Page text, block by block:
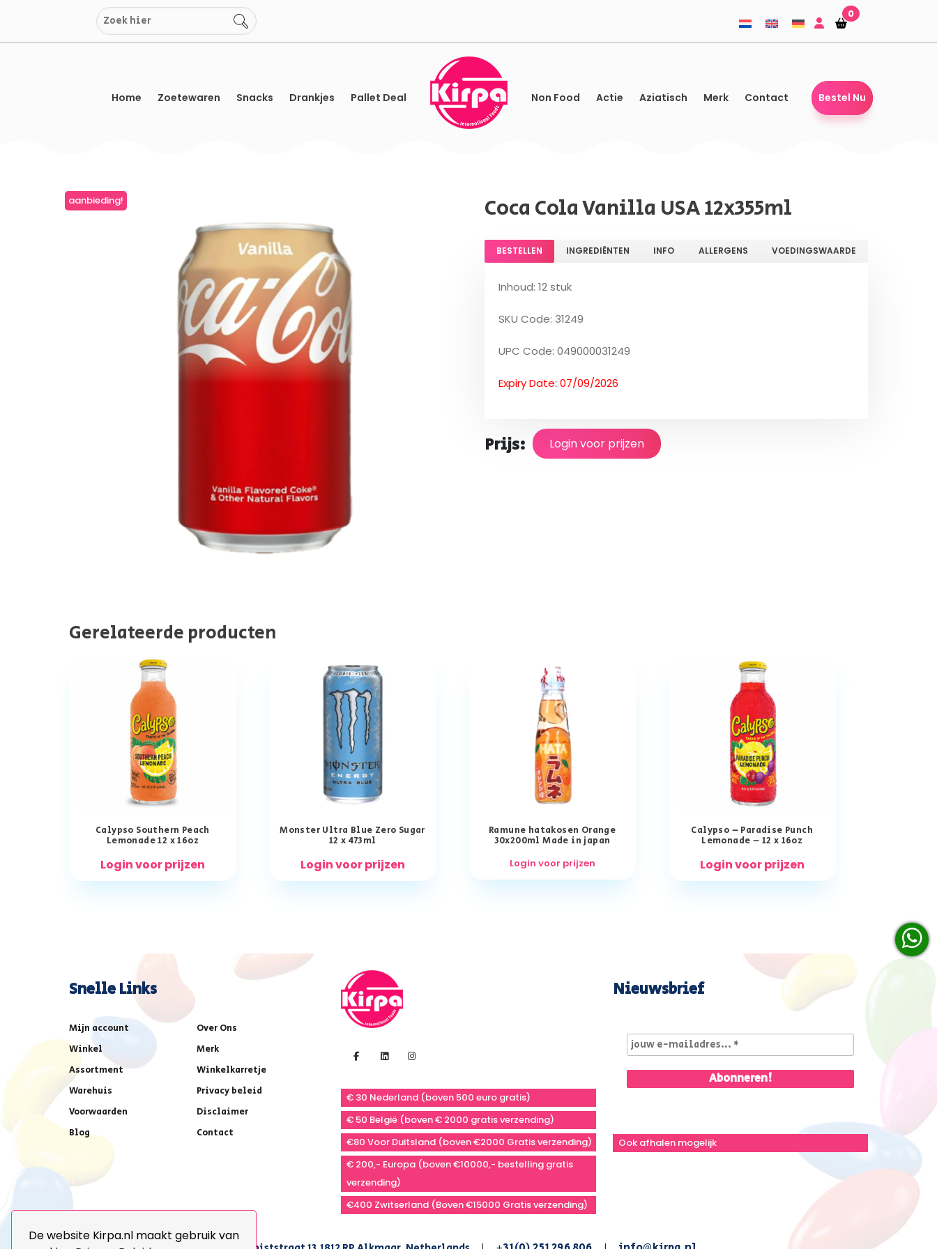
De website Kirpa.nl maakt gebruik van
inhoud
Winkelmandje
Winkelmandje
0
Home Zoetewaren Snacks Drankjes Pallet Deal Non Food Actie Aziatisch Merk Contact Bestel Nu
aanbieding! Coca Cola Vanilla USA 12x355ml
BESTELLEN INGREDIËNTEN INFO ALLERGENS VOEDINGSWAARDE
Inhoud: 12 stuk
SKU Code: 31249
UPC Code: 049000031249
Expiry Date: 07/09/2026
Prijs: Login voor prijzen
Gerelateerde producten
Calypso Southern Peach
Lemonade 12 x 16oz
Login voor prijzen
Monster Ultra Blue Zero Sugar
12 x 473ml
Login voor prijzen
Ramune hatakosen Orange
30x200ml Made in japan
Login voor prijzen
Calypso – Paradise Punch
Lemonade – 12 x 16oz
Login voor prijzen
Snelle Links
Mijn account
Over Ons
Winkel
Merk
Assortment
Winkelkarretje
Warehuis
Privacy beleid
Voorwaarden
Disclaimer
Blog
Contact
€ 30 Nederland (boven 500 euro gratis)
€ 50 België (boven € 2000 gratis verzending)
€80 Voor Duitsland (boven €2000 Gratis verzending)
€ 200,- Europa (boven €10000,- bestelling gratis
verzending)
€400 Zwitserland (Boven €15000 Gratis verzending)
Nieuwsbrief
Ook afhalen mogelijk